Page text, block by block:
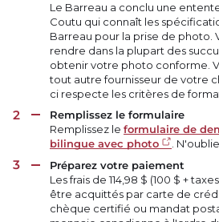
Le Barreau a conclu une
Coutu qui connaît les
Barreau pour la prise de photo.
rendre dans la plupart des
obtenir votre photo conforme.
tout autre fournisseur de votre
ci respecte les critères de
Remplissez le formulaire
Remplissez le formulaire de
bilingue avec photo
.
Préparez votre paiement
Les frais de 114,98 $ (100 $ +
être acquittés par carte de
chèque certifié ou mandat